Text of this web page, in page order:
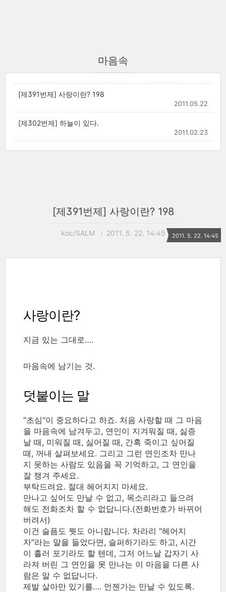
마음속
[제391번제] 사랑이란? 198
2011.05.22
[제302번제] 하늘이 있다.
2011.02.23
[제391번제] 사랑이란? 198
koc/SALM 2011. 5. 22. 14:45 2011. 5. 22. 14:45
사랑이란?
지금 있는 그대로….
마음속에 남기는 것.
덧붙이는 말
"초심"이 중요하다고 하죠. 처음 사랑할 때 그 마음
을 마음속에 남겨두고, 연인이 지겨워질 때, 싫증
날 때, 미워질 때, 싫어질 때, 간혹 죽이고 싶어질
때, 꺼내 살펴보세요. 그리고 그런 연인조차 만나
지 못하는 사람도 있음을 꼭 기억하고, 그 연인을
잘 챙겨 주세요.
부탁드려요. 절대 헤어지지 마세요.
만나고 싶어도 만날 수 없고, 목소리라고 들으려
해도 전화조차 할 수 없답니다.(전화번호가 바뀌어
버려서)
이건 슬픔도 뭣도 아니랍니다. 차라리 "헤어지
자"라는 말을 들었다면, 슬퍼하기라도 하고, 시간
이 흘러 포기라도 할 텐데, 그저 어느날 갑자기 사
라져 버린 그 연인을 못 만나는 이 마음을 다른 사
람은 알 수 없답니다.
제발 살아만 있기를…. 언젠가는 만날 수 있도록.